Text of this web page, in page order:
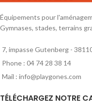
Équipements pour
Gymnases, stades, terrains
7, impasse Gutenberg -
Phone : 04 74 28 38 14
Mail : info@playgones.com
TÉLÉCHARGEZ NOTRE